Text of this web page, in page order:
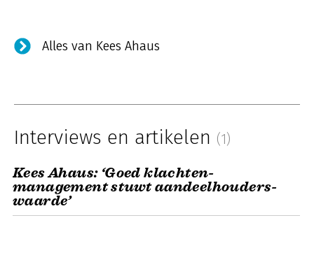
Alles van Kees Ahaus
Interviews en artikelen (1)
Kees Ahaus: ‘Goed klachten-
management stuwt aandeelhouders-
waarde’